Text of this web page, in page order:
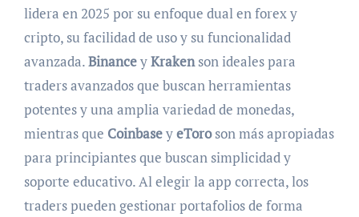
lidera en 2025 por su enfoque dual en forex y
cripto, su facilidad de uso y su funcionalidad
avanzada.BinanceyKrakenson ideales para
traders avanzados que buscan herramientas
potentes y una amplia variedad de monedas,
mientras que CoinbaseyeToroson más apropiadas
para principiantes que buscan simplicidad y
soporte educativo. Al elegir la app correcta, los
traders pueden gestionar portafolios de forma